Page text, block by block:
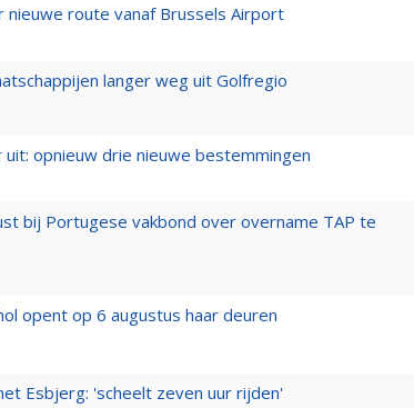
route vanaf Brussels Airport
langer weg uit Golfregio
opnieuw drie nieuwe bestemmingen
bij Portugese vakbond over overname TAP te
opent op 6 augustus haar deuren
Esbjerg: 'scheelt zeven uur rijden'